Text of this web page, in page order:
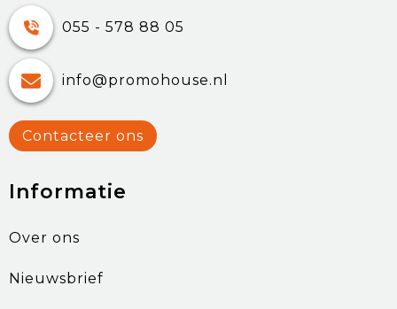
055 - 578 88 05
info@promohouse.nl
Contacteer ons
Informatie
Over ons
Nieuwsbrief